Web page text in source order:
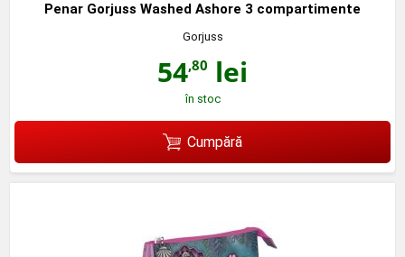
Penar Gorjuss Washed Ashore 3 compartimente
Gorjuss
54,80 lei
în stoc
Cumpără